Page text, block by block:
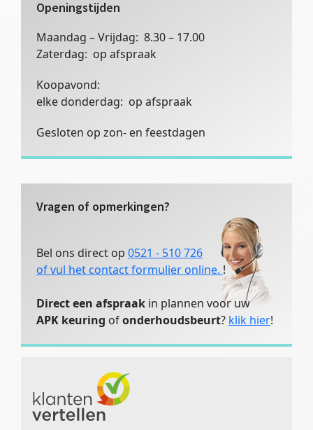
Openingstijden
Maandag – Vrijdag: 8.30 – 17.00
Zaterdag: op afspraak
Koopavond:
elke donderdag: op afspraak
Gesloten op zon- en feestdagen
Vragen of opmerkingen?
Bel ons direct op 0521 - 510 726
of vul het contact formulier online. !
Direct een afspraak in plannen voor uw
APK keuring ofonderhoudsbeurt? klik hier!